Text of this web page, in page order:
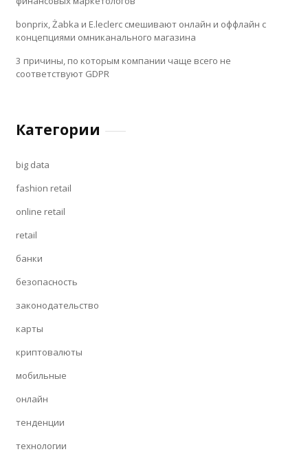
bonprix, Żabka и E.leclerc смешивают онлайн и оффлайн с
концепциями омниканального магазина
3 причины, по которым компании чаще всего не
соответствуют GDPR
Категории
big data
fashion retail
online retail
retail
банки
безопасность
законодательство
карты
криптовалюты
мобильные
онлайн
тенденции
технологии